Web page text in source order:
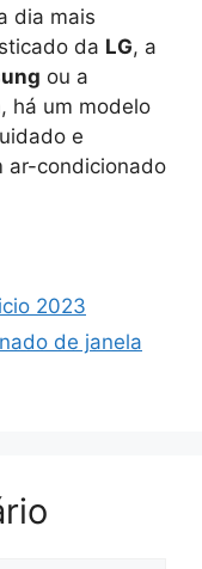
dia mais
da LG, a
ou a
, há um modelo
e
ar-condicionado
2023
de janela